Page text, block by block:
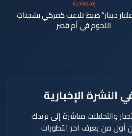
إقتصادية
مليار دينار" ضبط تلاعب كمركي بشحنات
اللحوم في أم قصر
النشرة الإخبارية
والتحليلات مباشرة إلى بريدك
أول من يعرف آخر التطورات